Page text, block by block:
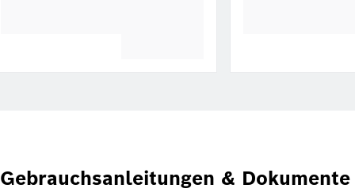
Gebrauchsanleitungen & Dokumente